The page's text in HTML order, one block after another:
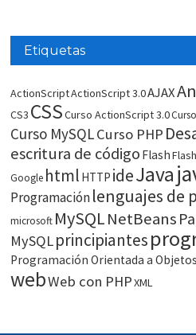
Etiquetas
ActionScriptActionScript 3.0AJAX
CS3 CSSCurso ActionScript 3.0
Curso MySQLCurso PHP
escritura de código Flash
Google html HTTP ideJava
Programaciónlenguajes de
microsoft MySQLNetBeans
MySQLprincipiantes
Programación Orientada a Objetos
webWeb con PHPXML